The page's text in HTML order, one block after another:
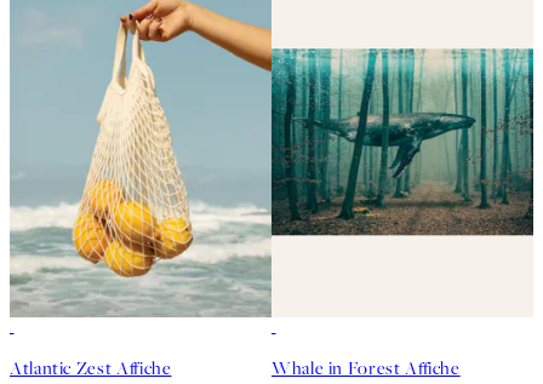
Atlantic Zest Affiche Whale in Forest Affiche